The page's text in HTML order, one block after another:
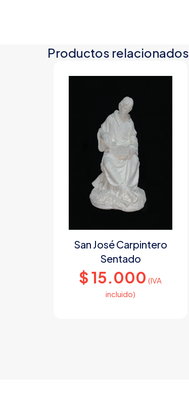
Productos relacionados
San José Carpintero
Sentado
$15.000 (IVA
incluido)